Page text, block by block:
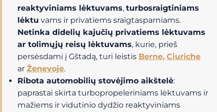
reaktyviniams lėktuvams, turbosraigtiniams
lėktu vams ir privatiems sraigtasparniams.
Netinka didelių kajučių privatiems lėktuvams
ar tolimųjų reisų lėktuvams, kurie, prieš
persėsdami į Gštadą, turi leistis Berne, Ciuriche
ar Ženevoje.
Ribota automobilių stovėjimo aikštelė:
paprastai skirta turbopropeleriniams lėktuvams ir
mažiems ir vidutinio dydžio reaktyviniams